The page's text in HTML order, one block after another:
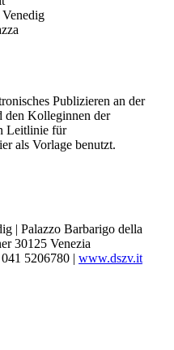
Publizieren an der
Kolleginnen der
Leitlinie für
als Vorlage benutzt.
| Palazzo Barbarigo della
30125 Venezia
5206780 | www.dszv.it